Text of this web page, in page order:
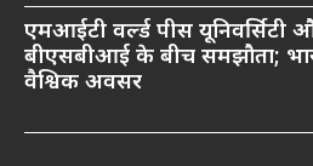
एमआईटी वर्ल्ड पीस यूनिवर्सिटी
बीएसबीआई के बीच समझौता;
वैश्विक अवसर